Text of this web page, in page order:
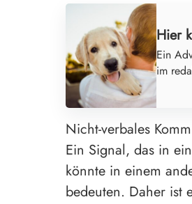
Hier
Ein
im
Nicht-verbales
Ein Signal, das in
könnte in einem
bedeuten. Daher ist